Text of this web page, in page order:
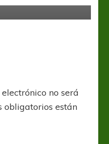
no será
obligatorios están